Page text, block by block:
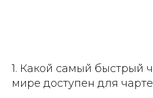
1. Какой самый быстрый
мире доступен для